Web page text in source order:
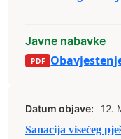
Javne nabavke
Datum objave:
12.
Sanacija visećeg